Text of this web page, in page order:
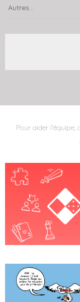
Autres...
Pour aider l'équipe,